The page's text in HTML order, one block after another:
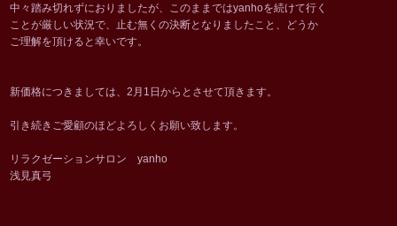
中々踏み切れずにおりましたが、このままではyanhoを続けて行く
ことが厳しい状況で、止む無くの決断となりましたこと、どうか
ご理解を頂けると幸いです。
新価格につきましては、2月1日からとさせて頂きます。
引き続きご愛顧のほどよろしくお願い致します。
リラクゼーションサロン yanho
浅見真弓